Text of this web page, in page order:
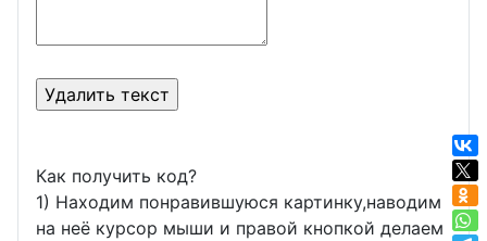
Как получить код?
1) Находим понравившуюся картинку,наводим
на неё курсор мыши и правой кнопкой делаем